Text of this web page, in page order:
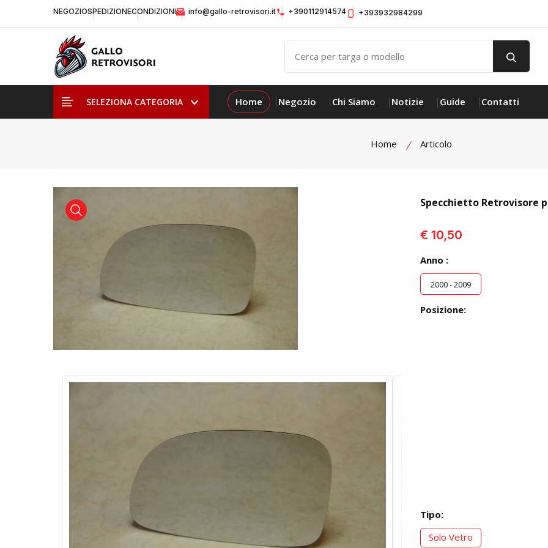
NEGOZIOSPEDIZIONECONDIZIONI info@gallo-retrovisori.it +390112914574 +393932984299
SELEZIONA CATEGORIA Home Negozio Chi Siamo Notizie Guide Contatti
Home Articolo
visualizza prodotto
Specchietto Retrovisore
€ 10,50
Anno :
2000 - 2009
Posizione:
Tipo:
Solo Vetro